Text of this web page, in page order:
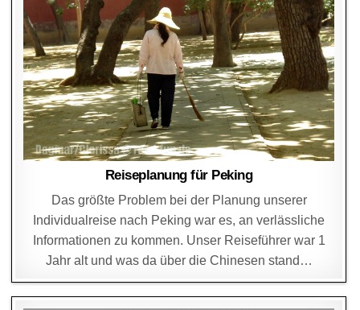
Reiseplanung für Peking
Das größte Problem bei der Planung unserer
Individualreise nach Peking war es, an verlässliche
Informationen zu kommen. Unser Reiseführer war 1
Jahr alt und was da über die Chinesen stand…